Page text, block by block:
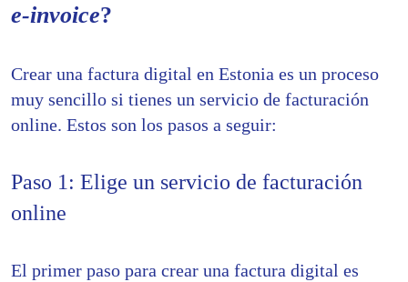
e-invoice?
Crear una factura digital en Estonia es un proceso
muy sencillo si tienes un servicio de facturación
online. Estos son los pasos a seguir:
Paso 1: Elige un servicio de facturación
online
El primer paso para crear una factura digital es